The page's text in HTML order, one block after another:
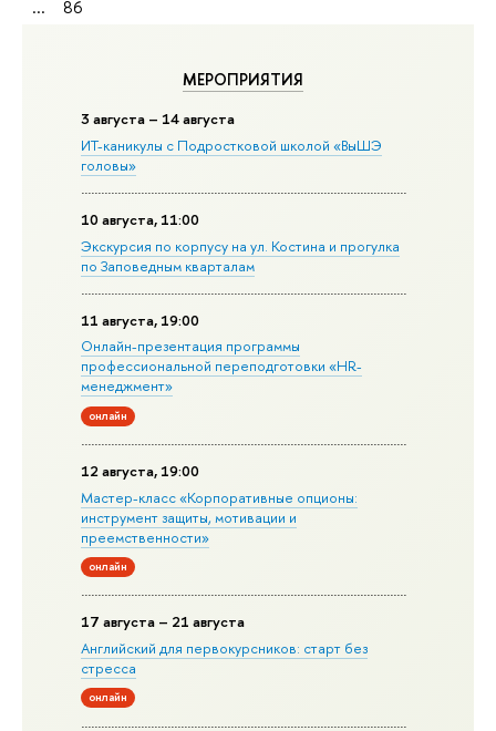
МЕРОПРИЯТИЯ
3 августа – 14 августа
ИТ-каникулы с Подростковой школой «ВыШЭ
головы»
10 августа, 11:00
Экскурсия по корпусу на ул. Костина и прогулка
по Заповедным кварталам
11 августа, 19:00
Онлайн-презентация программы
профессиональной переподготовки «HR-
менеджмент»
онлайн
12 августа, 19:00
Мастер-класс «Корпоративные опционы:
инструмент защиты, мотивации и
преемственности»
онлайн
17 августа – 21 августа
Английский для первокурсников: старт без
стресса
онлайн
...
86